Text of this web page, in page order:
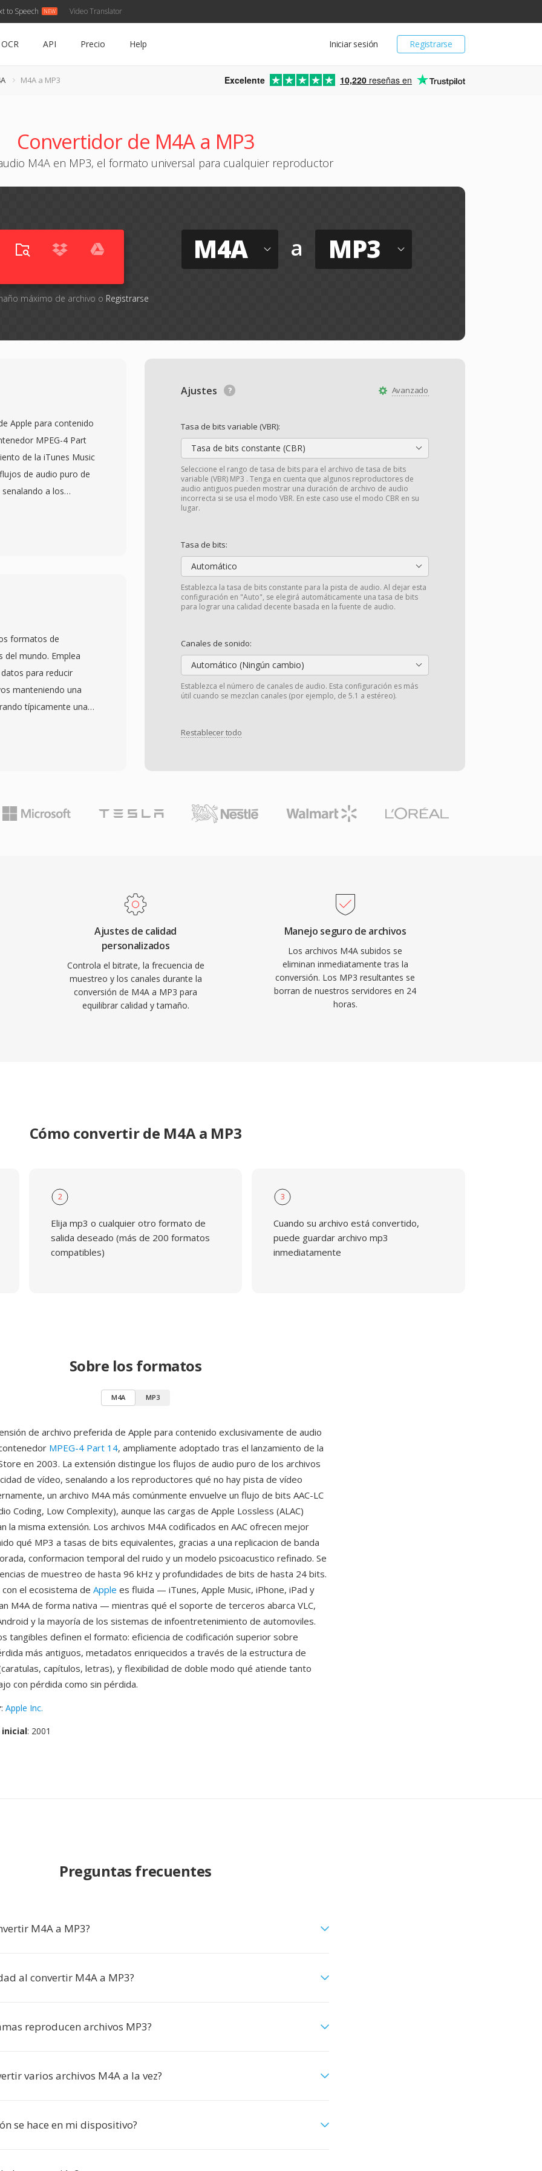
to Speech Video Translator
Registrarse
Iniciar sesión
OCR API Precio Help
M4A a MP3 Excelente 10,220 reseñas en
Convertidor de M4A a MP3
M4A en MP3, el formato universal para cualquier reproductor
máximo de archivo o Registrarse
M4A a MP3
Avanzado
Ajustes
Tasa de bits variable (VBR):
Tasa de bits constante (CBR)
Seleccione el rango de tasa de bits para el archivo de tasa de bits
variable (VBR) MP3 . Tenga en cuenta que algunos reproductores de
audio antiguos pueden mostrar una duración de archivo de audio
incorrecta si se usa el modo VBR. En este caso use el modo CBR en su
lugar.
Tasa de bits:
Automático
Establezca la tasa de bits constante para la pista de audio. Al dejar esta
configuración en "Auto", se elegirá automáticamente una tasa de bits
para lograr una calidad decente basada en la fuente de audio.
Canales de sonido:
Automático (Ningún cambio)
Establezca el número de canales de audio. Esta configuración es más
útil cuando se mezclan canales (por ejemplo, de 5.1 a estéreo).
Restablecer todo
Apple para contenido
MPEG-4 Part
de la iTunes Music
de audio puro de
a los
Internamente,
temporal
profundidades de bits
de Apple es
macOS manejan
de terceros
de los sistemas de
tangibles
formatos de
del mundo. Emplea
para reducir
manteniendo una
típicamente una
por la Sociedad
el tamaño del
compresión del
música a través de
de los formatos de
todos los
Ajustes de calidad
personalizados
Controla el bitrate, la frecuencia de
muestreo y los canales durante la
conversión de M4A a MP3 para
equilibrar calidad y tamaño.
Manejo seguro de archivos
Los archivos M4A subidos se
eliminan inmediatamente tras la
conversión. Los MP3 resultantes se
borran de nuestros servidores en 24
horas.
Cómo convertir de M4A a MP3
2
Elija mp3 o cualquier otro formato de
salida deseado (más de 200 formatos
compatibles)
3
Cuando su archivo está convertido,
puede guardar archivo mp3
inmediatamente
Sobre los formatos
M4A MP3
de archivo preferida de Apple para contenido exclusivamente de audio
MPEG-4 Part 14, ampliamente adoptado tras el lanzamiento de la
en 2003. La extensión distingue los flujos de audio puro de los archivos
de vídeo, senalando a los reproductores qué no hay pista de vídeo
un archivo M4A más comúnmente envuelve un flujo de bits AAC-LC
Coding, Low Complexity), aunque las cargas de Apple Lossless (ALAC)
la misma extensión. Los archivos M4A codificados en AAC ofrecen mejor
qué MP3 a tasas de bits equivalentes, gracias a una replicacion de banda
conformacion temporal del ruido y un modelo psicoacustico refinado. Se
de muestreo de hasta 96 kHz y profundidades de bits de hasta 24 bits.
el ecosistema de Apple es fluida — iTunes, Apple Music, iPhone, iPad y
M4A de forma nativa — mientras qué el soporte de terceros abarca VLC,
y la mayoría de los sistemas de infoentretenimiento de automoviles.
tangibles definen el formato: eficiencia de codificación superior sobre
más antiguos, metadatos enriquecidos a través de la estructura de
capítulos, letras), y flexibilidad de doble modo qué atiende tanto
con pérdida como sin pérdida.
: Apple Inc.
inicial: 2001
Preguntas frecuentes
M4A a MP3?
al convertir M4A a MP3?
reproducen archivos MP3?
varios archivos M4A a la vez?
se hace en mi dispositivo?